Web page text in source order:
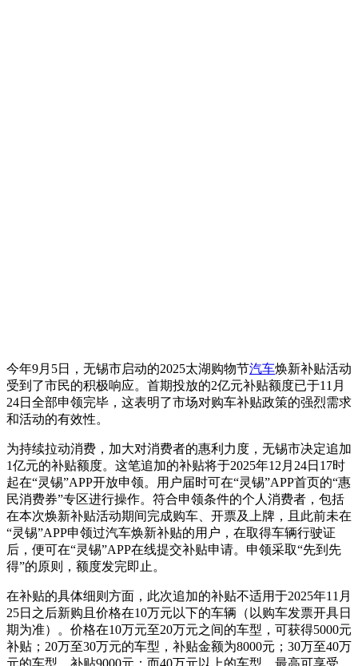
今年9月5日，无锡市启动的2025太湖购物节汽车焕新补贴活动
受到了市民的积极响应。首期投放的2亿元补贴额度已于11月
24日全部申领完毕，这表明了市场对购车补贴政策的强烈需求
和活动的有效性。
为持续拉动消费，加大对消费者的惠利力度，无锡市决定追加
1亿元的补贴额度。这笔追加的补贴将于2025年12月24日17时
起在“灵锡”APP开放申领。用户届时可在“灵锡”APP首页的“惠
民消费券”专区进行操作。符合申领条件的个人消费者，包括
在本次焕新补贴活动期间完成购车、开票及上牌，且此前未在
“灵锡”APP申领过汽车焕新补贴的用户，在取得车辆行驶证
后，便可在“灵锡”APP在线提交补贴申请。申领采取“先到先
得”的原则，额度发完即止。
在补贴的具体细则方面，此次追加的补贴不适用于2025年11月
25日之后新购且价格在10万元以下的车辆（以购车发票开具日
期为准）。价格在10万元至20万元之间的车型，可获得5000元
补贴；20万至30万元的车型，补贴金额为8000元；30万至40万
元的车型，补贴9000元；而40万元以上的车型，最高可享受